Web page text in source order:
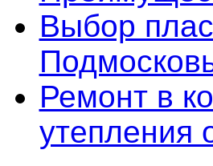
Выбор
Ремонт в
утепления